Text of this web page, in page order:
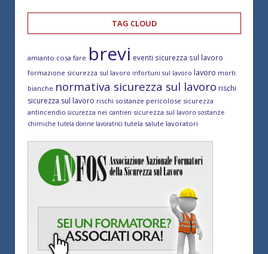
TAG CLOUD
amianto cosa fare brevi eventi sicurezza sul lavoro
formazione sicurezza sul lavoro infortuni sul lavoro lavoro morti
bianche normativa sicurezza sul lavoro rischi
sicurezza sul lavoro rischi sostanze pericolose sicurezza
antincendio sicurezza nei cantieri sicurezza sul lavoro sostanze
chimiche tutela donne lavoratrici tutela salute lavoratori